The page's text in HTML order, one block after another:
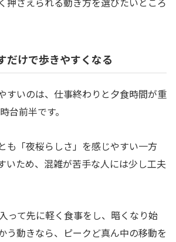
だけで歩きやすくなる
すいのは、仕事終わりと夕食時間が重
台前半です。
も「夜桜らしさ」を感じやすい一方
いため、混雑が苦手な人には少し工夫
って先に軽く食事をし、暗くなり始
う動きなら、ピークど真ん中の移動を